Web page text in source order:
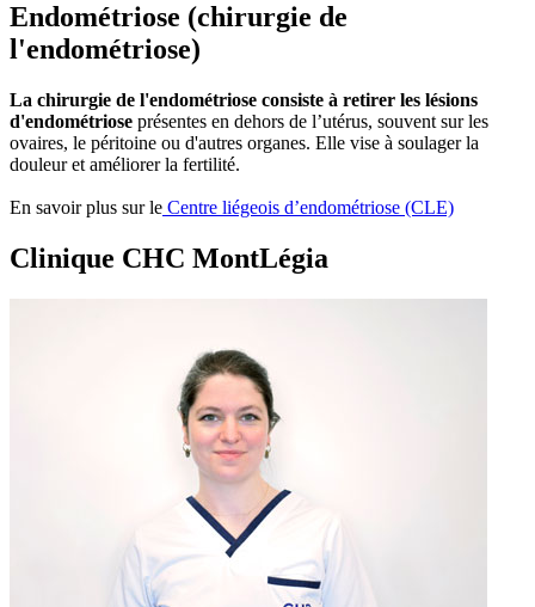
Endométriose (chirurgie de
l'endométriose)
La chirurgie de l'endométriose consiste à retirer les lésions
d'endométriose présentes en dehors de l’utérus, souvent sur les
ovaires, le péritoine ou d'autres organes. Elle vise à soulager la
douleur et améliorer la fertilité.
En savoir plus sur le Centre liégeois d’endométriose (CLE)
Clinique CHC MontLégia